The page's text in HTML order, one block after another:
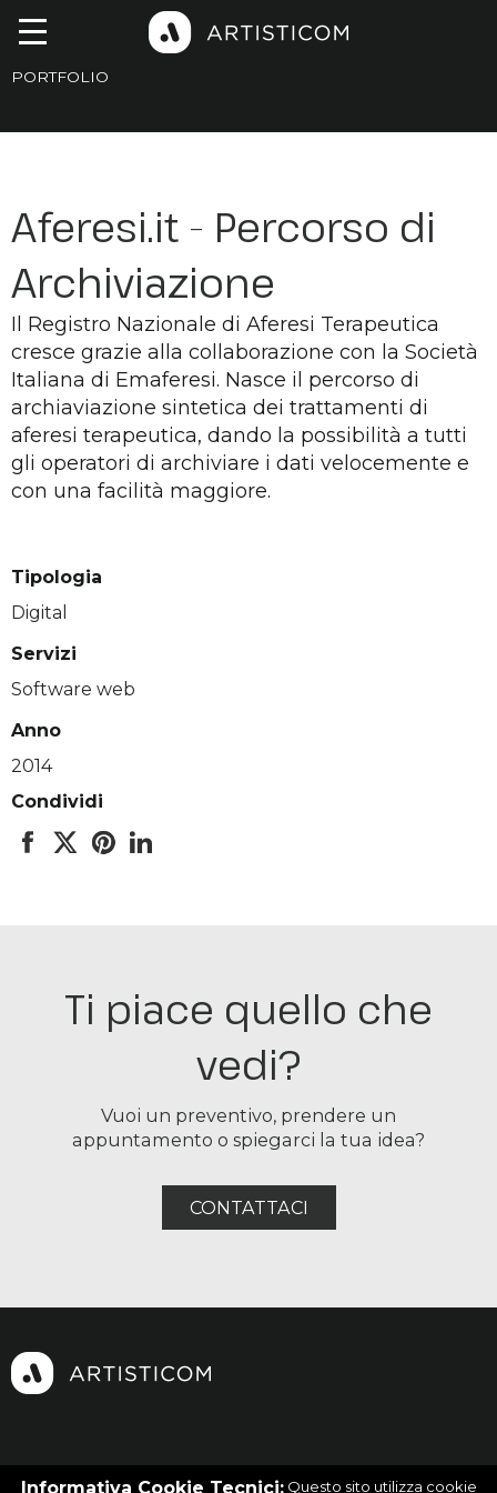
PORTFOLIO
Aferesi.it - Percorso di
Archiviazione
Il Registro Nazionale di Aferesi Terapeutica
cresce grazie alla collaborazione con la Società
Italiana di Emaferesi. Nasce il percorso di
archiaviazione sintetica dei trattamenti di
aferesi terapeutica, dando la possibilità a tutti
gli operatori di archiviare i dati velocemente e
con una facilità maggiore.
Tipologia
Digital
Servizi
Software web
Anno
2014
Condividi
Ti piace quello che
vedi?
Vuoi un preventivo, prendere un
appuntamento o spiegarci la tua idea?
CONTATTACI
Informativa Cookie Tecnici:Questo sito utilizza cookie